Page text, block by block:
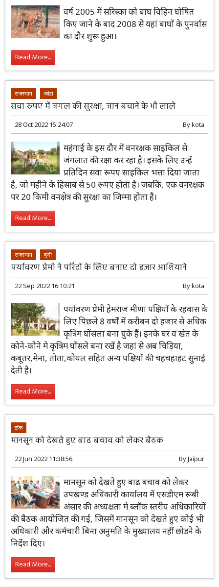
वर्ष 2005 में सरिस्का को बाघ विहिन घोषित
किए जाने के बाद 2008 से यहां बाघों के पुनर्वास
का दौर शुरू हुआ।
Read More...
राजस्थान कोटा
सवा रुपए में जंगल की सुरक्षा, जान बचाने के भी लाले
28 Oct 2022 15:24:07 Bykota
महंगाई के इस दौर में वनरक्षक साइकिल से
जंगलात की रक्षा कर रहा है। इसके लिए उन्हें
प्रतिदिन सवा रूपए साइकिल भत्ता दिया जाता
है, जो महीने के हिसाब से 50 रूपए होता है। जबकि, एक वनरक्षक
पर 20 किमी वनक्षेत्र की सुरक्षा का जिम्मा होता है।
Read More...
राजस्थान बूंदी
पर्यावरण प्रेमी ने परिंदों के लिए बनाए दो हजार आशियानें
22 Sep 2022 16:10:21 Bykota
पर्यावरण प्रेमी हेमराज मीणा पक्षियों के रहवास के
लिए पिछले 8 वर्षों में करीबन दो हजार से अधिक
कृत्रिम घोंसला बना चुके हैं। इनके घर व खेत के
कोने-कोने मे कृत्रिम घोंसले बना रखें है जहां से अब चिड़िया,
कबूतर,मेना, तोता,कोयल सहित अन्य पक्षियों की चहचहाहट सुनाई
देती है।
Read More...
टोंक
मानसून को देखते हुए बाढ बचाव को लेकर बैठक
22 Jun 2022 11:38:56 ByJaipur
मानसून को देखते हुए बाढ बचाव को लेकर
उपखण्ड अधिकारी कार्यालय में एसडीएम रूबी
अंसार की अध्यक्षता मे ब्लॉक स्तरीय अधिकारियों
की बैठक आयोजित की गई, जिसमें मानसून को देखते हुए कोई भी
अधिकारी और कर्मचारी बिना अनुमति के मुख्यालय नहीं छोडने के
निर्देश दिए।
Read More...